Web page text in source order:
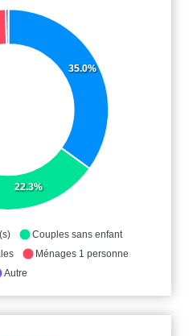
35.0%
22.3%
Couples sans enfant
Ménages 1 personne
Autre